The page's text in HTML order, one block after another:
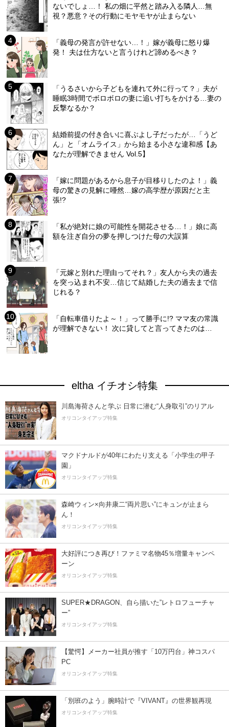
ないでしょ…！ 私の畑に平然と踏み入る隣人…無
視？悪意？その行動にモヤモヤが止まらない
「義母の発言が許せない…！」嫁が義母に怒り爆
発！ 夫は仕方ないと言うけれど諦めるべき？
「うるさいから子どもを連れて外に行って？」夫が
睡眠3時間でボロボロの妻に追い打ちをかける…妻の
反撃なるか？
結婚前提の付き合いに喜ぶよし子だったが…「うど
ん」と「オムライス」から始まる小さな違和感【あ
なたが理解できません Vol.5】
「嫁に問題があるから息子が目移りしたのよ！」義
母の驚きの見解に唖然…嫁の高学歴が原因だと主
張!?
「私が絶対に娘の可能性を開花させる…！」娘に高
額を注ぎ自分の夢を押しつけた母の大誤算
「元嫁と別れた理由ってそれ？」友人から夫の過去
を突っ込まれ不安…信じて結婚した夫の過去まで信
じれる？
「自転車借りたよ～！」って勝手に!? ママ友の常識
が理解できない！ 次に貸してと言ってきたのは…
eltha イチオシ特集
川島海荷さんと学ぶ 日常に潜む“人身取引”のリアル
オリコンタイアップ特集
マクドナルドが40年にわたり支える「小学生の甲子
園」
オリコンタイアップ特集
森崎ウィン×向井康二“両片思い”にキュンが止まら
ん！
オリコンタイアップ特集
大好評につき再び！ファミマ名物45％増量キャンペ
ーン
オリコンタイアップ特集
SUPER★DRAGON、自ら描いた”レトロフューチャ
ー”
オリコンタイアップ特集
【驚愕】メーカー社員が推す「10万円台」神コスパ
PC
オリコンタイアップ特集
「別班のよう」腕時計で『VIVANT』の世界観再現
オリコンタイアップ特集